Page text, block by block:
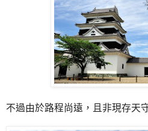
不過由於路程尚遠，且非現存天